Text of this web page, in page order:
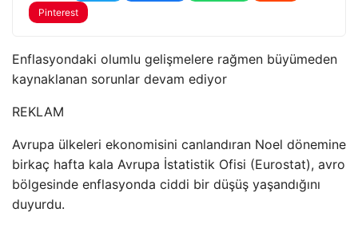
Pinterest
Enflasyondaki olumlu gelişmelere rağmen büyümeden
kaynaklanan sorunlar devam ediyor
REKLAM
Avrupa ülkeleri ekonomisini canlandıran Noel dönemine
birkaç hafta kala Avrupa İstatistik Ofisi (Eurostat), avro
bölgesinde enflasyonda ciddi bir düşüş yaşandığını
duyurdu.